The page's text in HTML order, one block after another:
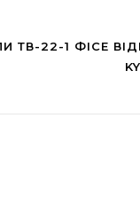
ТВ-22-1 ФІСЕ